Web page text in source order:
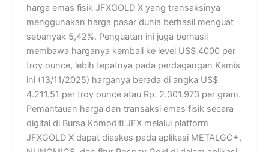
harga emas fisik JFXGOLD X yang transaksinya
menggunakan harga pasar dunia berhasil menguat
sebanyak 5,42%. Penguatan ini juga berhasil
membawa harganya kembali ke level US$ 4000 per
troy ounce, lebih tepatnya pada perdagangan Kamis
ini (13/11/2025) harganya berada di angka US$
4.211.51 per troy ounce atau Rp. 2.301.973 per gram.
Pemantauan harga dan transaksi emas fisik secara
digital di Bursa Komoditi JFX melalui platform
JFXGOLD X dapat diaskes pada aplikasi METALGO+,